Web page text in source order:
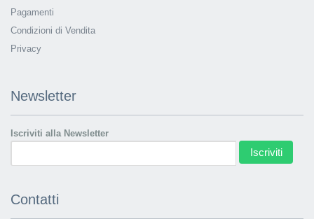
Pagamenti
Condizioni di Vendita
Privacy
Newsletter
Iscriviti alla Newsletter
Iscriviti
Contatti